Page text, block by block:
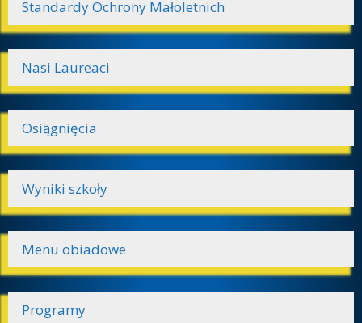
Standardy Ochrony Małoletnich
Nasi Laureaci
Osiągnięcia
Wyniki szkoły
Menu obiadowe
Programy